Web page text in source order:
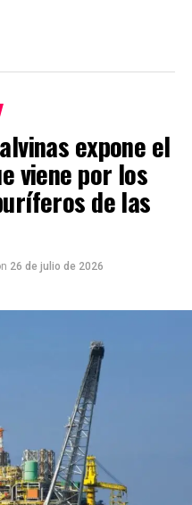
expone el
viene por los
de las
26 de julio de 2026